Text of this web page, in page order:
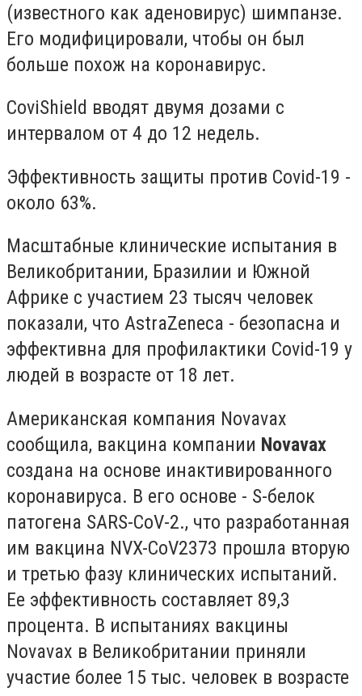
(известного как аденовирус) шимпанзе.
Его модифицировали, чтобы он был
больше похож на коронавирус.
CoviShield вводят двумя дозами с
интервалом от 4 до 12 недель.
Эффективность защиты против Covid-19 -
около 63%.
Масштабные клинические испытания в
Великобритании, Бразилии и Южной
Африке с участием 23 тысяч человек
показали, что AstraZeneca - безопасна и
эффективна для профилактики Covid-19 у
людей в возрасте от 18 лет.
Американская компания Novavax
сообщила, вакцина компании Novavax
создана на основе инактивированного
коронавируса. В его основе - S-белок
патогена SARS-CoV-2., что разработанная
им вакцина NVX-CoV2373 прошла вторую
и третью фазу клинических испытаний.
Ее эффективность составляет 89,3
процента. В испытаниях вакцины
Novavax в Великобритании приняли
участие более 15 тыс. человек в возрасте